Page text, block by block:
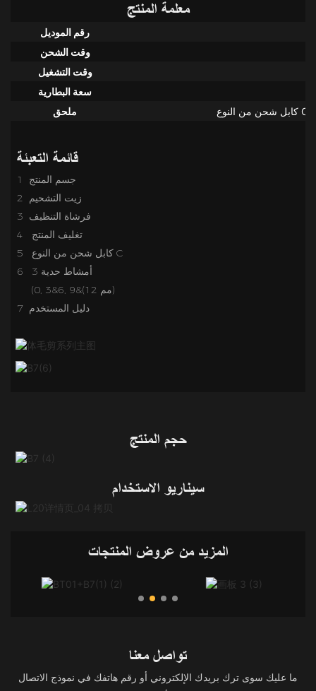
معلمة المنتج
رقم الموديل
وقت الشحن
وقت التشغيل
سعة البطارية
ملحق
قائمة التعبئة
1 جسم المنتج
2 زيت التشحيم
3 فرشاة التنظيف
4
تغليف المنتج
5
كابل شحن من النوع C
6 3 أمشاط حدية
(0, 3&6, 9&(12 مم)
7 دليل المستخدم
حجم المنتج
سيناريو الاستخدام
المزيد من عروض المنتجات
تواصل معنا
ما عليك سوى ترك بريدك الإلكتروني أو رقم هاتفك في نموذج الاتصال